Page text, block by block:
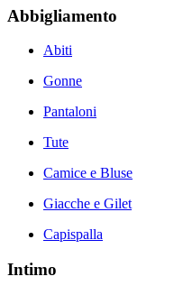
Abbigliamento
Abiti
Gonne
Pantaloni
Tute
Camice e Bluse
Giacche e Gilet
Capispalla
Intimo